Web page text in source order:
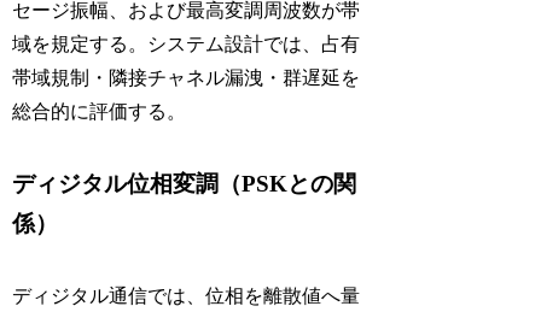
セージ振幅、および最高変調周波数が帯
域を規定する。システム設計では、占有
帯域規制・隣接チャネル漏洩・群遅延を
総合的に評価する。
ディジタル位相変調（PSKとの関
係）
ディジタル通信では、位相を離散値へ量